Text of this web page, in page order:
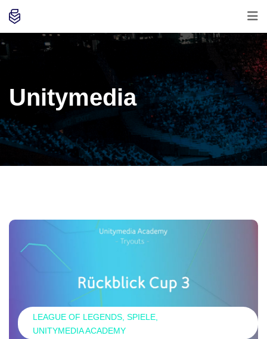
Unitymedia
LEAGUE OF LEGENDS SPIELE
UNITYMEDIA ACADEMY